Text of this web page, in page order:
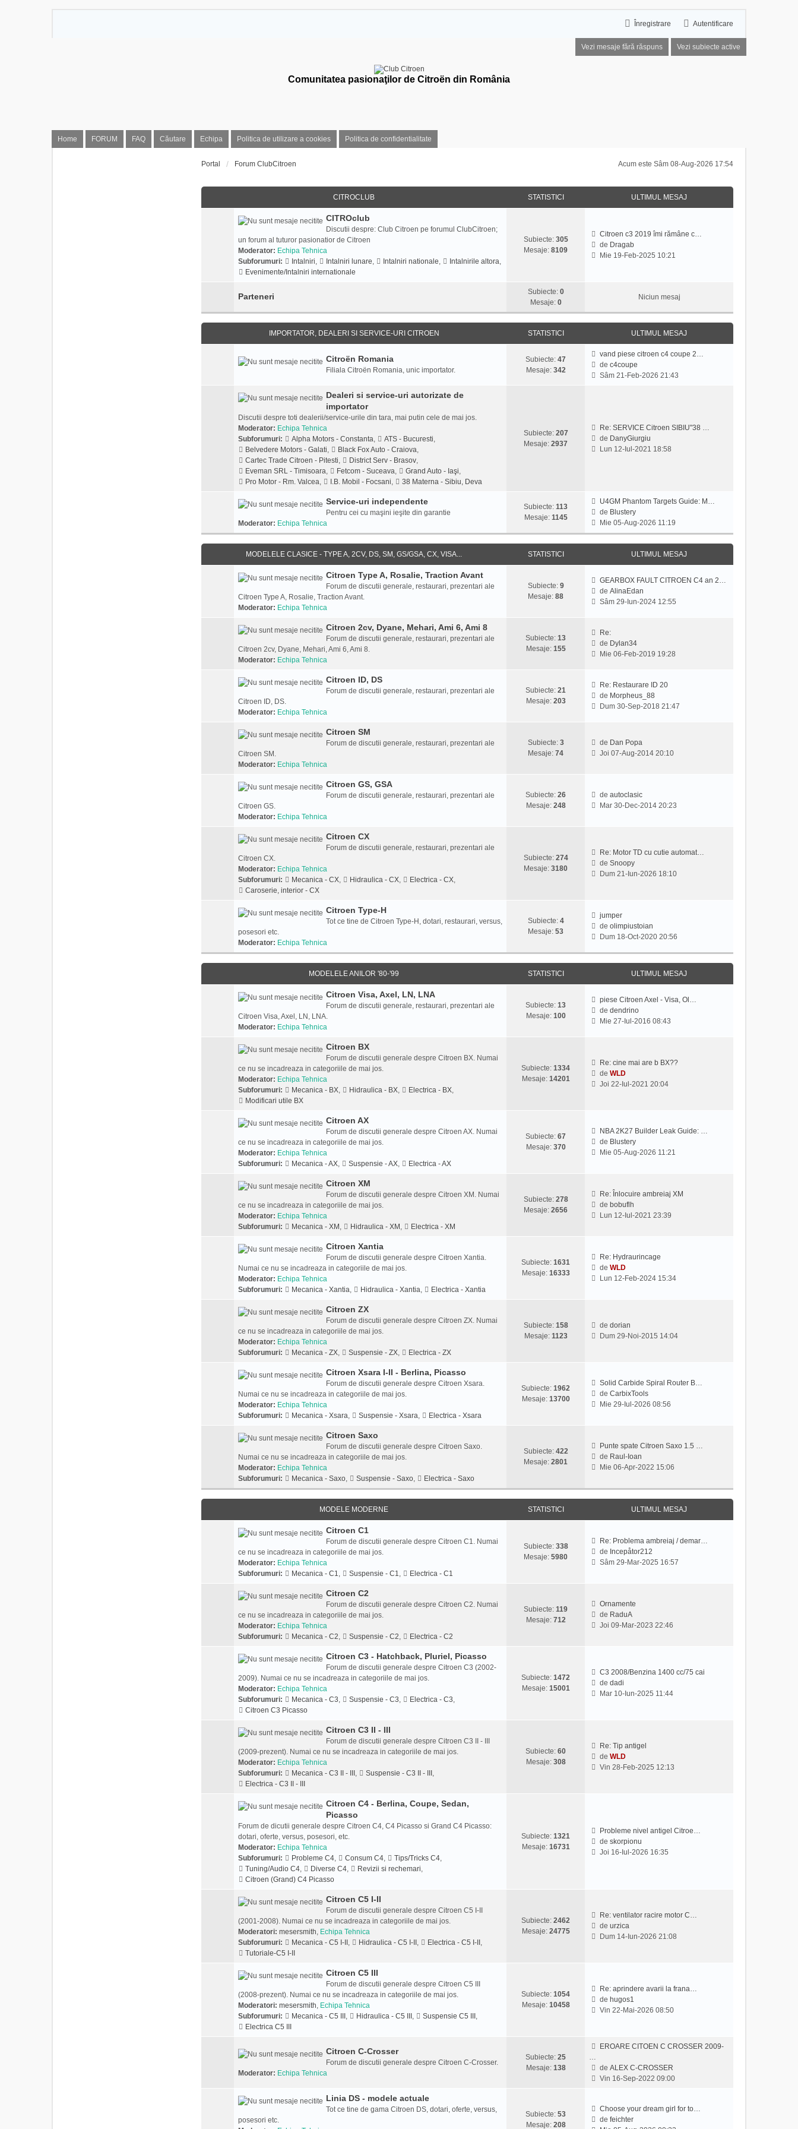
Autentificare
Înregistrare
Vezi mesaje fără răspuns Vezi subiecte active
Home FORUM FAQ Căutare Echipa Politica de utilizare a cookies Politica de confidentialitate
Comunitatea pasionaţilor de Citroën din România
Acum este Sâm 08-Aug-2026 17:54
Portal Forum ClubCitroen
CITROCLUB STATISTICI ULTIMUL MESAJ
CITROclub
Discutii despre: Club Citroen pe forumul ClubCitroen;
un forum al tuturor pasionatior de Citroen
Moderator: Echipa Tehnica
Subforumuri:
Intalniri, Intalniri lunare, Intalniri nationale, Intalnirile altora,
Evenimente/Intalniri internationale
Subiecte: 305
Mesaje: 8109
Citroen c3 2019 îmi rămâne c…
de Dragab
V
u
m
Mie 19-Feb-2025 10:21
Parteneri Subiecte: 0
Mesaje: 0
Niciun mesaj
IMPORTATOR, DEALERI SI SERVICE-URI CITROEN STATISTICI ULTIMUL MESAJ
Citroën Romania
Filiala Citroën Romania, unic importator.
Subiecte: 47
Mesaje: 342
vand piese citroen c4 coupe 2…
dec4coupe
V
l
t
i
e
a
j
Sâm 21-Feb-2026 21:43
Dealeri si service-uri autorizate de
importator
Discutii despre toti dealerii/service-urile din tara, mai putin cele de mai jos.
Moderator: Echipa Tehnica
Subforumuri:
Alpha Motors - Constanta, ATS - Bucuresti,
Belvedere Motors - Galati, Black Fox Auto - Craiova,
Cartec Trade Citroen - Pitesti, District Serv - Brasov,
Eveman SRL - Timisoara, Fetcom - Suceava, Grand Auto - Iaşi,
Pro Motor - Rm. Valcea, I.B. Mobil - Focsani, 38 Materna - Sibiu, Deva
Subiecte: 207
Mesaje: 2937
Re: SERVICE Citroen SIBIU"38 …
de DanyGiurgiu
V
l
i
m
u
m
s
j
Lun 12-Iul-2021 18:58
Service-uri independente
Pentru cei cu maşini ieşite din garantie
Moderator: Echipa Tehnica
Subiecte: 113
Mesaje: 1145
U4GM Phantom Targets Guide: M…
de Blustery
V
i
t
m
s
Mie 05-Aug-2026 11:19
MODELELE CLASICE - TYPE A, 2CV, DS, SM, GS/GSA, CX, VISA... STATISTICI ULTIMUL MESAJ
Citroen Type A, Rosalie, Traction Avant
Forum de discutii generale, restaurari, prezentari ale
Citroen Type A, Rosalie, Traction Avant.
Moderator: Echipa Tehnica
Subiecte: 9
Mesaje: 88
GEARBOX FAULT CITROEN C4 an 2…
deAlinaEdan
V
l
m
u
l
a
Sâm 29-Iun-2024 12:55
Citroen 2cv, Dyane, Mehari, Ami 6, Ami 8
Forum de discutii generale, restaurari, prezentari ale
Citroen 2cv, Dyane, Mehari, Ami 6, Ami 8.
Moderator: Echipa Tehnica
Subiecte: 13
Mesaje: 155
Re:
de Dylan34
V
i
u
l
l
a
Mie 06-Feb-2019 19:28
Citroen ID, DS
Forum de discutii generale, restaurari, prezentari ale
Citroen ID, DS.
Moderator: Echipa Tehnica
Subiecte: 21
Mesaje: 203
Re: Restaurare ID 20
de Morpheus_88
V
l
l
a
Dum 30-Sep-2018 21:47
Citroen SM
Forum de discutii generale, restaurari, prezentari ale
Citroen SM.
Moderator: Echipa Tehnica
Subiecte: 3
Mesaje: 74
de Dan Popa
V
l
l
e
Joi 07-Aug-2014 20:10
Citroen GS, GSA
Forum de discutii generale, restaurari, prezentari ale
Citroen GS.
Moderator: Echipa Tehnica
Subiecte: 26
Mesaje: 248
deautoclasic
V
l
i
e
s
a
j
Mar 30-Dec-2014 20:23
Citroen CX
Forum de discutii generale, restaurari, prezentari ale
Citroen CX.
Moderator: Echipa Tehnica
Subforumuri:
Mecanica - CX, Hidraulica - CX, Electrica - CX,
Caroserie, interior - CX
Subiecte: 274
Mesaje: 3180
Re: Motor TD cu cutie automat…
deSnoopy
V
l
t
m
l
e
a
Dum 21-Iun-2026 18:10
Citroen Type-H
Tot ce tine de Citroen Type-H, dotari, restaurari, versus,
posesori etc.
Moderator: Echipa Tehnica
Subiecte: 4
Mesaje: 53
jumper
deolimpiustoian
V
z
u
t
m
e
a
Dum 18-Oct-2020 20:56
MODELELE ANILOR '80-'99 STATISTICI ULTIMUL MESAJ
Citroen Visa, Axel, LN, LNA
Forum de discutii generale, restaurari, prezentari ale
Citroen Visa, Axel, LN, LNA.
Moderator: Echipa Tehnica
Subiecte: 13
Mesaje: 100
piese Citroen Axel - Visa, Ol…
dedendrino
V
u
m
s
Mie 27-Iul-2016 08:43
Citroen BX
Forum de discutii generale despre Citroen BX. Numai
ce nu se incadreaza in categoriile de mai jos.
Moderator: Echipa Tehnica
Subforumuri:
Mecanica - BX, Hidraulica - BX, Electrica - BX,
Modificari utile BX
Subiecte: 1334
Mesaje: 14201
Re: cine mai are b BX??
deWLD
V
l
t
i
m
s
Joi 22-Iul-2021 20:04
Citroen AX
Forum de discutii generale despre Citroen AX. Numai
ce nu se incadreaza in categoriile de mai jos.
Moderator: Echipa Tehnica
Subforumuri:
Mecanica - AX, Suspensie - AX, Electrica - AX
Subiecte: 67
Mesaje: 370
NBA 2K27 Builder Leak Guide: …
de Blustery
V
u
t
l
e
Mie 05-Aug-2026 11:21
Citroen XM
Forum de discutii generale despre Citroen XM. Numai
ce nu se incadreaza in categoriile de mai jos.
Moderator: Echipa Tehnica
Subforumuri:
Mecanica - XM , Hidraulica - XM , Electrica - XM
Subiecte: 278
Mesaje: 2656
Re: Înlocuire ambreiaj XM
de bobuflh
V
u
t
e
Lun 12-Iul-2021 23:39
Citroen Xantia
Forum de discutii generale despre Citroen Xantia.
Numai ce nu se incadreaza in categoriile de mai jos.
Moderator: Echipa Tehnica
Subforumuri:
Mecanica - Xantia, Hidraulica - Xantia, Electrica - Xantia
Subiecte: 1631
Mesaje: 16333
Re: Hydraurincage
deWLD
V
t
l
m
e
Lun 12-Feb-2024 15:34
Citroen ZX
Forum de discutii generale despre Citroen ZX. Numai
ce nu se incadreaza in categoriile de mai jos.
Moderator: Echipa Tehnica
Subforumuri:
Mecanica - ZX, Suspensie - ZX, Electrica - ZX
Subiecte: 158
Mesaje: 1123
dedorian
V
l
t
i
m
e
s
Dum 29-Noi-2015 14:04
Citroen Xsara I-II - Berlina, Picasso
Forum de discutii generale despre Citroen Xsara.
Numai ce nu se incadreaza in categoriile de mai jos.
Moderator: Echipa Tehnica
Subforumuri:
Mecanica - Xsara, Suspensie - Xsara, Electrica - Xsara
Subiecte: 1962
Mesaje: 13700
Solid Carbide Spiral Router B…
deCarbixTools
V
u
t
m
u
l
m
s
j
Mie 29-Iul-2026 08:56
Citroen Saxo
Forum de discutii generale despre Citroen Saxo.
Numai ce nu se incadreaza in categoriile de mai jos.
Moderator: Echipa Tehnica
Subforumuri:
Mecanica - Saxo, Suspensie - Saxo, Electrica - Saxo
Subiecte: 422
Mesaje: 2801
Punte spate Citroen Saxo 1.5 …
de Raul-Ioan
V
u
i
m
u
j
Mie 06-Apr-2022 15:06
MODELE MODERNE STATISTICI ULTIMUL MESAJ
Citroen C1
Forum de discutii generale despre Citroen C1. Numai
ce nu se incadreaza in categoriile de mai jos.
Moderator: Echipa Tehnica
Subforumuri:
Mecanica - C1, Suspensie - C1, Electrica - C1
Subiecte: 338
Mesaje: 5980
Re: Problema ambreiaj / demar…
de Incepåtor212
V
t
m
s
Sâm 29-Mar-2025 16:57
Citroen C2
Forum de discutii generale despre Citroen C2. Numai
ce nu se incadreaza in categoriile de mai jos.
Moderator: Echipa Tehnica
Subforumuri:
Mecanica - C2, Suspensie - C2, Electrica - C2
Subiecte: 119
Mesaje: 712
Ornamente
de RaduA
V
l
i
e
a
Joi 09-Mar-2023 22:46
Citroen C3 - Hatchback, Pluriel, Picasso
Forum de discutii generale despre Citroen C3 (2002-
2009). Numai ce nu se incadreaza in categoriile de mai jos.
Moderator: Echipa Tehnica
Subforumuri:
Mecanica - C3, Suspensie - C3, Electrica - C3,
Citroen C3 Picasso
Subiecte: 1472
Mesaje: 15001
C3 2008/Benzina 1400 cc/75 cai
dedadi
V
l
i
s
a
j
Mar 10-Iun-2025 11:44
Citroen C3 II - III
Forum de discutii generale despre Citroen C3 II - III
(2009-prezent). Numai ce nu se incadreaza in categoriile de mai jos.
Moderator: Echipa Tehnica
Subforumuri:
Mecanica - C3 II - III , Suspensie - C3 II - III ,
Electrica - C3 II - III
Subiecte: 60
Mesaje: 308
Re: Tip antigel
deWLD
V
t
i
m
a
Vin 28-Feb-2025 12:13
Citroen C4 - Berlina, Coupe, Sedan,
Picasso
Forum de dicutii generale despre Citroen C4, C4 Picasso si Grand C4 Picasso:
dotari, oferte, versus, posesori, etc.
Moderator: Echipa Tehnica
Subforumuri:
Probleme C4, Consum C4, Tips/Tricks C4,
Tuning/Audio C4, Diverse C4, Revizii si rechemari,
Citroen (Grand) C4 Picasso
Subiecte: 1321
Mesaje: 16731
Probleme nivel antigel Citroe…
deskorpionu
V
t
m
s
j
Joi 16-Iul-2026 16:35
Citroen C5 I-II
Forum de discutii generale despre Citroen C5 I-II
(2001-2008). Numai ce nu se incadreaza in categoriile de mai jos.
Moderatori: mesersmith, Echipa Tehnica
Subforumuri:
Mecanica - C5 I-II , Hidraulica - C5 I-II , Electrica - C5 I-II ,
Tutoriale-C5 I-II
Subiecte: 2462
Mesaje: 24775
Re: ventilator racire motor C…
deurzica
V
l
i
m
s
a
Dum 14-Iun-2026 21:08
Citroen C5 III
Forum de discutii generale despre Citroen C5 III
(2008-prezent). Numai ce nu se incadreaza in categoriile de mai jos.
Moderatori: mesersmith, Echipa Tehnica
Subforumuri:
Mecanica - C5 III , Hidraulica - C5 III , Suspensie C5 III ,
Electrica C5 III
Subiecte: 1054
Mesaje: 10458
Re: aprindere avarii la frana…
de hugos1
V
u
t
i
Vin 22-Mai-2026 08:50
Citroen C-Crosser
Forum de discutii generale despre Citroen C-Crosser.
Moderator: Echipa Tehnica
Subiecte: 25
Mesaje: 138
EROARE CITOEN C CROSSER 2009-
…
deALEX C-CROSSER
i
Vin 16-Sep-2022 09:00
Linia DS - modele actuale
Tot ce tine de gama Citroen DS, dotari, oferte, versus,
posesori etc.
Subiecte: 53
Mesaje: 208
Choose your dream girl for to…
defeichter
V